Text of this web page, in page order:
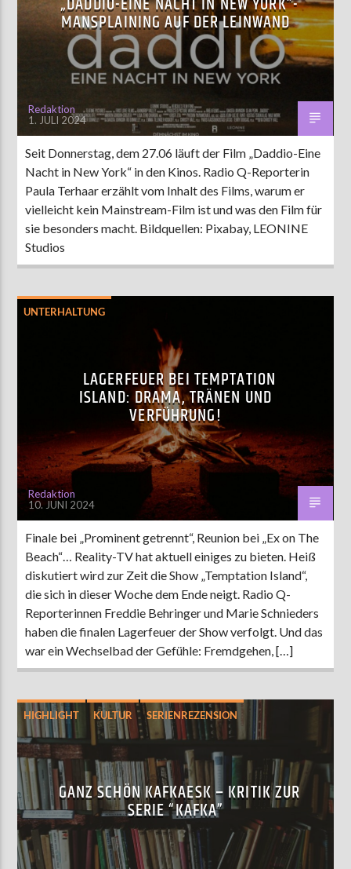
MANSPLAINING AUF DER LEINWAND
Redaktion
1. JULI 2024
Seit Donnerstag, dem 27.06 läuft der Film „Daddio-Eine
Nacht in New York“ in den Kinos. Radio Q-Reporterin
Paula Terhaar erzählt vom Inhalt des Films, warum er
vielleicht kein Mainstream-Film ist und was den Film für
sie besonders macht. Bildquellen: Pixabay, LEONINE
Studios
UNTERHALTUNG
LAGERFEUER BEI TEMPTATION
ISLAND: DRAMA, TRÄNEN UND
VERFÜHRUNG!
Redaktion
10. JUNI 2024
Finale bei „Prominent getrennt“, Reunion bei „Ex on The
Beach“… Reality-TV hat aktuell einiges zu bieten. Heiß
diskutiert wird zur Zeit die Show „Temptation Island“,
die sich in dieser Woche dem Ende neigt. Radio Q-
Reporterinnen Freddie Behringer und Marie Schnieders
haben die finalen Lagerfeuer der Show verfolgt. Und das
war ein Wechselbad der Gefühle: Fremdgehen, […]
HIGHLIGHT KULTUR SERIENREZENSION
GANZ SCHÖN KAFKAESK – KRITIK ZUR
SERIE “KAFKA”